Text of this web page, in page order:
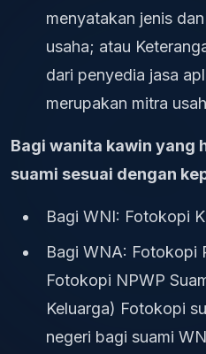
menyatakan jenis
usaha; atau
dari penyedia jasa
merupakan mitra
Bagi wanita kawin yang
suami sesuai dengan
Bagi WNI: Fotokopi
Bagi WNA: Fotokopi
Fotokopi NPWP
Keluarga) Fotokopi
negeri bagi suami